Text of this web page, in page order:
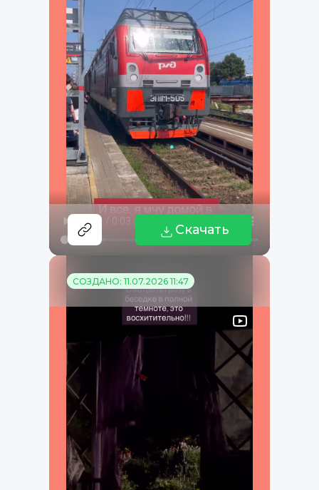
Скачать
СОЗДАНО: 11.07.2026 11:47